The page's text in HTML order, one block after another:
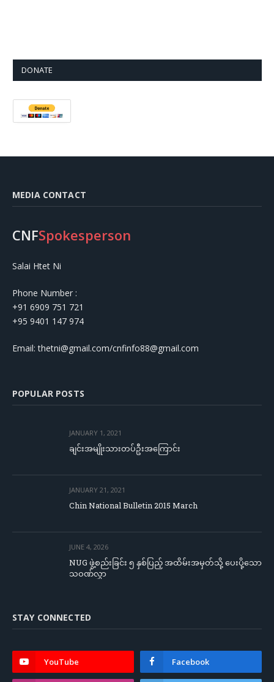
DONATE
MEDIA CONTACT
CNFSpokesperson
Salai Htet Ni
Phone Number :
+91 6909 751 721
+95 9401 147 974
Email: thetni@gmail.com/cnfinfo88@gmail.com
POPULAR POSTS
JANUARY 1, 2021
ချင်းအမျိုးသားတပ်ဦးအကြောင်း
JANUARY 21, 2021
Chin National Bulletin 2015 March
JUNE 4, 2026
NUG ဖွဲ့စည်းခြင်း ၅ နှစ်ပြည့် အထိမ်းအမှတ်သို့ ပေးပို့သော
သဝဏ်လွှာ
STAY CONNECTED
YouTube Facebook